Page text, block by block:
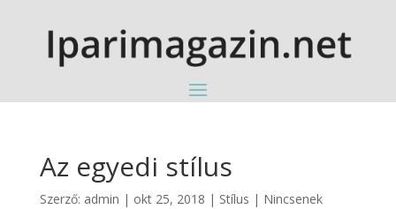
Az egyedi stílus
Szerző: admin | okt 25, 2018 | Stílus | Nincsenek